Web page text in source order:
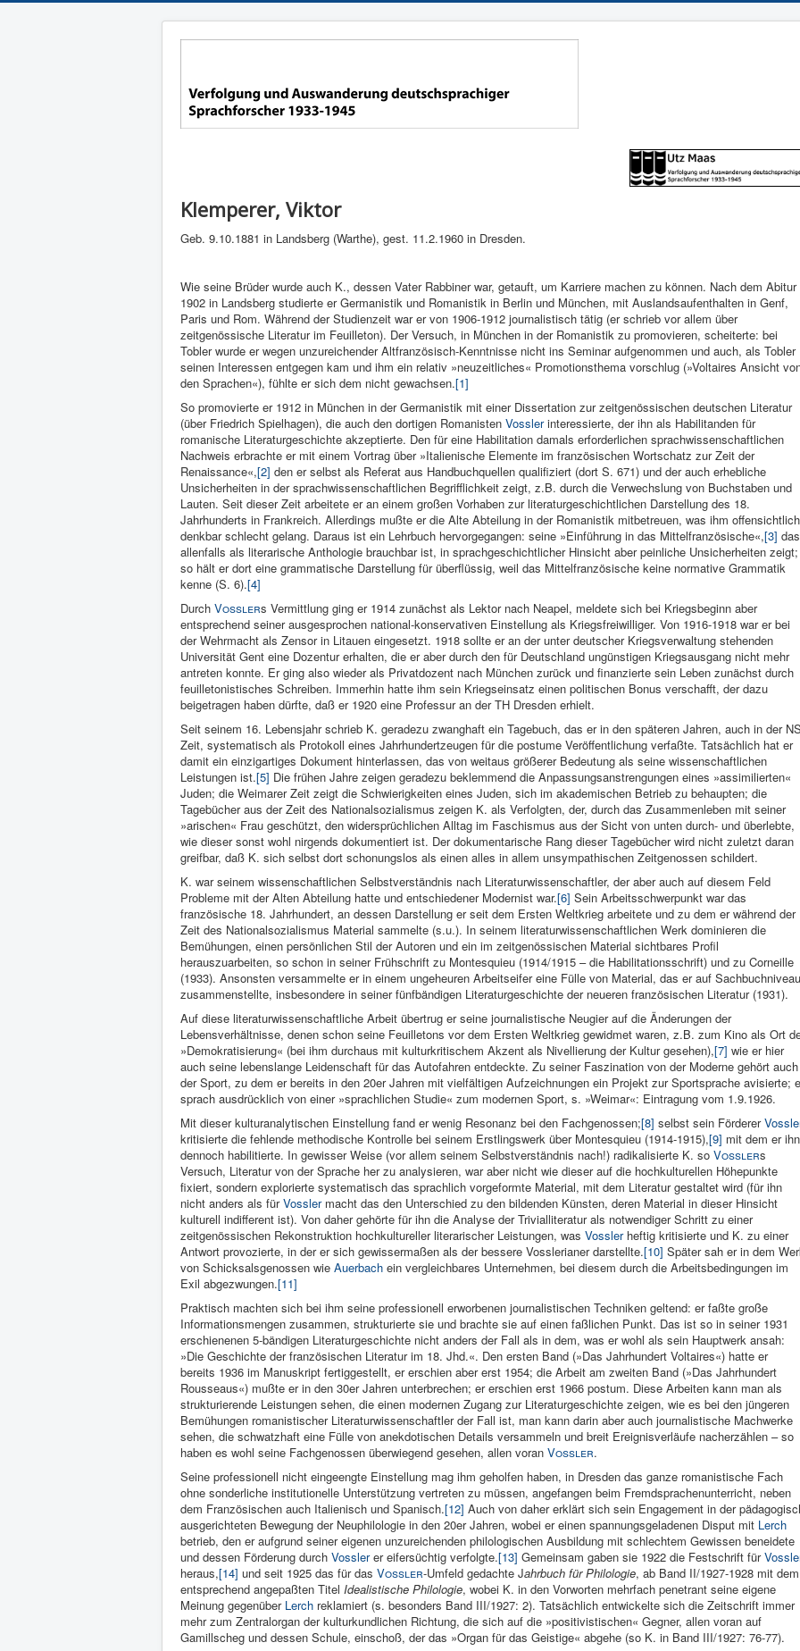
Klemperer, Viktor
Geb. 9.10.1881 in Landsberg (Warthe), gest. 11.2.1960 in Dresden.
Wie seine Brüder wurde auch K., dessen Vater Rabbiner war, getauft, um Karriere machen zu können. Nach dem Abitur
1902 in Landsberg studierte er Germanistik und Romanistik in Berlin und München, mit Auslandsaufenthalten in Genf,
Paris und Rom. Während der Studienzeit war er von 1906-1912 journalistisch tätig (er schrieb vor allem über
zeitgenössische Literatur im Feuilleton). Der Versuch, in München in der Romanistik zu promovieren, scheiterte: bei
Tobler wurde er wegen unzureichender Altfranzösisch-Kenntnisse nicht ins Seminar aufgenommen und auch, als Tobler
seinen Interessen entgegen kam und ihm ein relativ »neuzeitliches« Promotionsthema vorschlug (»Voltaires Ansicht
den Sprachen«), fühlte er sich dem nicht gewachsen.[1]
So promovierte er 1912 in München in der Germanistik mit einer Dissertation zur zeitgenössischen deutschen Literatur
(über Friedrich Spielhagen), die auch den dortigen Romanisten Vosslerinteressierte, der ihn als Habilitanden für
romanische Literaturgeschichte akzeptierte. Den für eine Habilitation damals erforderlichen sprachwissenschaftlichen
Nachweis erbrachte er mit einem Vortrag über »Italienische Elemente im französischen Wortschatz zur Zeit der
Renaissance«,[2] den er selbst als Referat aus Handbuchquellen qualifiziert (dort S. 671) und der auch erhebliche
Unsicherheiten in der sprachwissenschaftlichen Begrifflichkeit zeigt, z.B. durch die Verwechslung von Buchstaben und
Lauten. Seit dieser Zeit arbeitete er an einem großen Vorhaben zur literaturgeschichtlichen Darstellung des 18.
Jahrhunderts in Frankreich. Allerdings mußte er die Alte Abteilung in der Romanistik mitbetreuen, was ihm offensichtlich
denkbar schlecht gelang. Daraus ist ein Lehrbuch hervorgegangen: seine »Einführung in das Mittelfranzösische«,[3] das
allenfalls als literarische Anthologie brauchbar ist, in sprachgeschichtlicher Hinsicht aber peinliche Unsicherheiten zeigt;
so hält er dort eine grammatische Darstellung für überflüssig, weil das Mittelfranzösische keine normative Grammatik
kenne (S. 6).[4]
Durch Vosslers Vermittlung ging er 1914 zunächst als Lektor nach Neapel, meldete sich bei Kriegsbeginn aber
entsprechend seiner ausgesprochen national-konservativen Einstellung als Kriegsfreiwilliger. Von 1916-1918 war er bei
der Wehrmacht als Zensor in Litauen eingesetzt. 1918 sollte er an der unter deutscher Kriegsverwaltung stehenden
Universität Gent eine Dozentur erhalten, die er aber durch den für Deutschland ungünstigen Kriegsausgang nicht mehr
antreten konnte. Er ging also wieder als Privatdozent nach München zurück und finanzierte sein Leben zunächst durch
feuilletonistisches Schreiben. Immerhin hatte ihm sein Kriegseinsatz einen politischen Bonus verschafft, der dazu
beigetragen haben dürfte, daß er 1920 eine Professur an der TH Dresden erhielt.
Seit seinem 16. Lebensjahr schrieb K. geradezu zwanghaft ein Tagebuch, das er in den späteren Jahren, auch in der
Zeit, systematisch als Protokoll eines Jahrhundertzeugen für die postume Veröffentlichung verfaßte. Tatsächlich hat er
damit ein einzigartiges Dokument hinterlassen, das von weitaus größerer Bedeutung als seine wissenschaftlichen
Leistungen ist.[5] Die frühen Jahre zeigen geradezu beklemmend die Anpassungsanstrengungen eines »assimilierten«
Juden; die Weimarer Zeit zeigt die Schwierigkeiten eines Juden, sich im akademischen Betrieb zu behaupten; die
Tagebücher aus der Zeit des Nationalsozialismus zeigen K. als Verfolgten, der, durch das Zusammenleben mit seiner
»arischen« Frau geschützt, den widersprüchlichen Alltag im Faschismus aus der Sicht von unten durch- und überlebte,
wie dieser sonst wohl nirgends dokumentiert ist. Der dokumentarische Rang dieser Tagebücher wird nicht zuletzt daran
greifbar, daß K. sich selbst dort schonungslos als einen alles in allem unsympathischen Zeitgenossen schildert.
K. war seinem wissenschaftlichen Selbstverständnis nach Literaturwissenschaftler, der aber auch auf diesem Feld
Probleme mit der Alten Abteilung hatte und entschiedener Modernist war.[6] Sein Arbeitsschwerpunkt war das
französische 18. Jahrhundert, an dessen Darstellung er seit dem Ersten Weltkrieg arbeitete und zu dem er während der
Zeit des Nationalsozialismus Material sammelte (s.u.). In seinem literaturwissenschaftlichen Werk dominieren die
Bemühungen, einen persönlichen Stil der Autoren und ein im zeitgenössischen Material sichtbares Profil
herauszuarbeiten, so schon in seiner Frühschrift zu Montesquieu (1914/1915 – die Habilitationsschrift) und zu Corneille
(1933). Ansonsten versammelte er in einem ungeheuren Arbeitseifer eine Fülle von Material, das er auf Sachbuchniveau
zusammenstellte, insbesondere in seiner fünfbändigen Literaturgeschichte der neueren französischen Literatur (1931).
Auf diese literaturwissenschaftliche Arbeit übertrug er seine journalistische Neugier auf die Änderungen der
Lebensverhältnisse, denen schon seine Feuilletons vor dem Ersten Weltkrieg gewidmet waren, z.B. zum Kino als Ort
»Demokratisierung« (bei ihm durchaus mit kulturkritischem Akzent als Nivellierung der Kultur gesehen),[7] wie er hier
auch seine lebenslange Leidenschaft für das Autofahren entdeckte. Zu seiner Faszination von der Moderne gehört auch
der Sport, zu dem er bereits in den 20er Jahren mit vielfältigen Aufzeichnungen ein Projekt zur Sportsprache avisierte;
sprach ausdrücklich von einer »sprachlichen Studie« zum modernen Sport, s. »Weimar«: Eintragung vom 1.9.1926.
Mit dieser kulturanalytischen Einstellung fand er wenig Resonanz bei den Fachgenossen;[8] selbst sein Förderer
kritisierte die fehlende methodische Kontrolle bei seinem Erstlingswerk über Montesquieu (1914-1915),[9] mit dem er ihn
dennoch habilitierte. In gewisser Weise (vor allem seinem Selbstverständnis nach!) radikalisierte K. so Vosslers
Versuch, Literatur von der Sprache her zu analysieren, war aber nicht wie dieser auf die hochkulturellen Höhepunkte
fixiert, sondern explorierte systematisch das sprachlich vorgeformte Material, mit dem Literatur gestaltet wird (für ihn
nicht anders als fürVossler macht das den Unterschied zu den bildenden Künsten, deren Material in dieser Hinsicht
kulturell indifferent ist). Von daher gehörte für ihn die Analyse der Trivialliteratur als notwendiger Schritt zu einer
zeitgenössischen Rekonstruktion hochkultureller literarischer Leistungen, was Vossler heftig kritisierte und K. zu einer
Antwort provozierte, in der er sich gewissermaßen als der bessere Vosslerianer darstellte.[10] Später sah er in dem
von Schicksalsgenossen wie Auerbach ein vergleichbares Unternehmen, bei diesem durch die Arbeitsbedingungen im
Exil abgezwungen.[11]
Praktisch machten sich bei ihm seine professionell erworbenen journalistischen Techniken geltend: er faßte große
Informationsmengen zusammen, strukturierte sie und brachte sie auf einen faßlichen Punkt. Das ist so in seiner 1931
erschienenen 5-bändigen Literaturgeschichte nicht anders der Fall als in dem, was er wohl als sein Hauptwerk ansah:
»Die Geschichte der französischen Literatur im 18. Jhd.«. Den ersten Band (»Das Jahrhundert Voltaires«) hatte er
bereits 1936 im Manuskript fertiggestellt, er erschien aber erst 1954; die Arbeit am zweiten Band (»Das Jahrhundert
Rousseaus«) mußte er in den 30er Jahren unterbrechen; er erschien erst 1966 postum. Diese Arbeiten kann man als
strukturierende Leistungen sehen, die einen modernen Zugang zur Literaturgeschichte zeigen, wie es bei den jüngeren
Bemühungen romanistischer Literaturwissenschaftler der Fall ist, man kann darin aber auch journalistische Machwerke
sehen, die schwatzhaft eine Fülle von anekdotischen Details versammeln und breit Ereignisverläufe nacherzählen – so
haben es wohl seine Fachgenossen überwiegend gesehen, allen voran Vossler.
Seine professionell nicht eingeengte Einstellung mag ihm geholfen haben, in Dresden das ganze romanistische Fach
ohne sonderliche institutionelle Unterstützung vertreten zu müssen, angefangen beim Fremdsprachenunterricht, neben
dem Französischen auch Italienisch und Spanisch.[12] Auch von daher erklärt sich sein Engagement in der
ausgerichteten Bewegung der Neuphilologie in den 20er Jahren, wobei er einen spannungsgeladenen Disput mit Lerch
betrieb, den er aufgrund seiner eigenen unzureichenden philologischen Ausbildung mit schlechtem Gewissen beneidete
und dessen Förderung durch Vosslerer eifersüchtig verfolgte.[13] Gemeinsam gaben sie 1922 die Festschrift für
heraus,[14] und seit 1925 das für das Vossler-Umfeld gedachte Jahrbuch für Philologie, ab Band II/1927-1928 mit dem
entsprechend angepaßten Titel Idealistische Philologie, wobei K. in den Vorworten mehrfach penetrant seine eigene
Meinung gegenüber Lerch reklamiert (s. besonders Band III/1927: 2). Tatsächlich entwickelte sich die Zeitschrift immer
mehr zum Zentralorgan der kulturkundlichen Richtung, die sich auf die »positivistischen« Gegner, allen voran auf
Gamillscheg und dessen Schule, einschoß, der das »Organ für das Geistige« abgehe (so K. in Band III/1927: 76-77).